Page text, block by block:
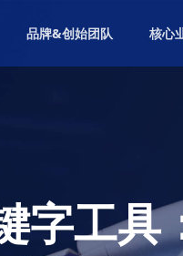
品牌&创始团队 核心
数字广
Digital
字工